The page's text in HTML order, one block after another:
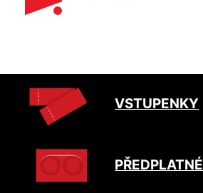
VSTUPENKY
PŘEDPLATNÉ